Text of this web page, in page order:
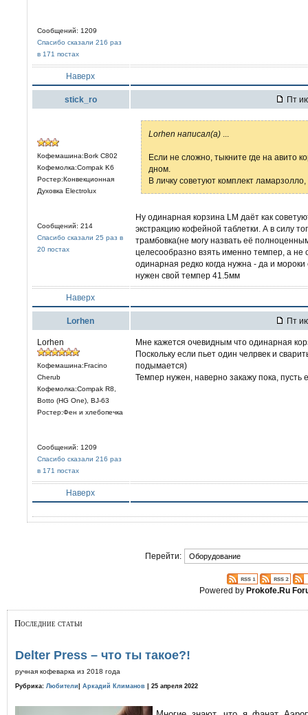
Сообщений: 1209
Спасибо сказали 216 раз
в 171 постах
Наверх
stick_ro Пт
Кофемашина:Bork C802
Кофемолка:Compak K6
Ростер:Конвекционная
Духовка Electrolux
Сообщений: 214
Спасибо сказали 25 раз в
20 постах
Lorhen написал(а)
Если не сложно, тыкните где на авито
дном.
В личку советуют комплект
Ну одинарная корзина LM даёт как
экстракцию кофейной таблетки. А в силу
трамбовка(не могу назвать её
целесообразно взять именно темпер, а
одинарная редко когда нужна - да и
нужен свой темпер 41.5мм
Наверх
Lorhen Пт
Lorhen
Кофемашина:Fracino
Cherub
Кофемолка:Compak R8,
Botto (HG One), BJ-63
Ростер:Фен и хлебопечка
Сообщений: 1209
Спасибо сказали 216 раз
в 171 постах
Мне кажется очевидным что одинарная
Поскольку если пьет один челрвек и
подымается)
Темпер нужен, наверно закажу пока, пусть
Наверх
Перейти:
Powered byProkofe.Ru
Последние статьи
Delter Press – что ты такое?!
ручная кофеварка из 2018 года
Рубрика: Любители Аркадий Климанов | 25 апреля 2022